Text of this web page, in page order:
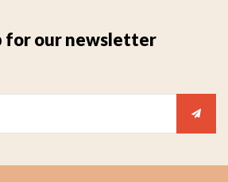
for our newsletter